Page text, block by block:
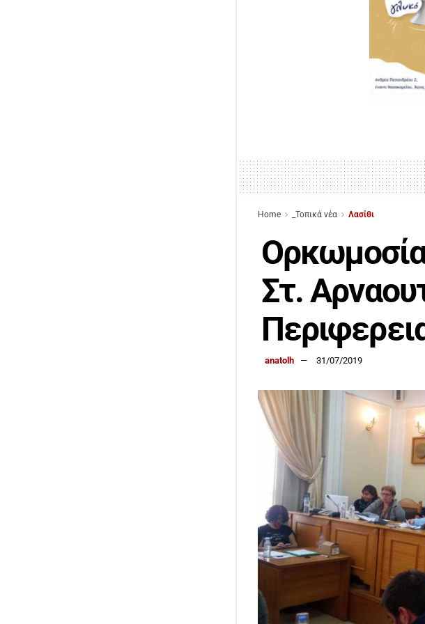
Home _Τοπικά νέα Λασίθι
Στ.
anatolh 31/07/2019